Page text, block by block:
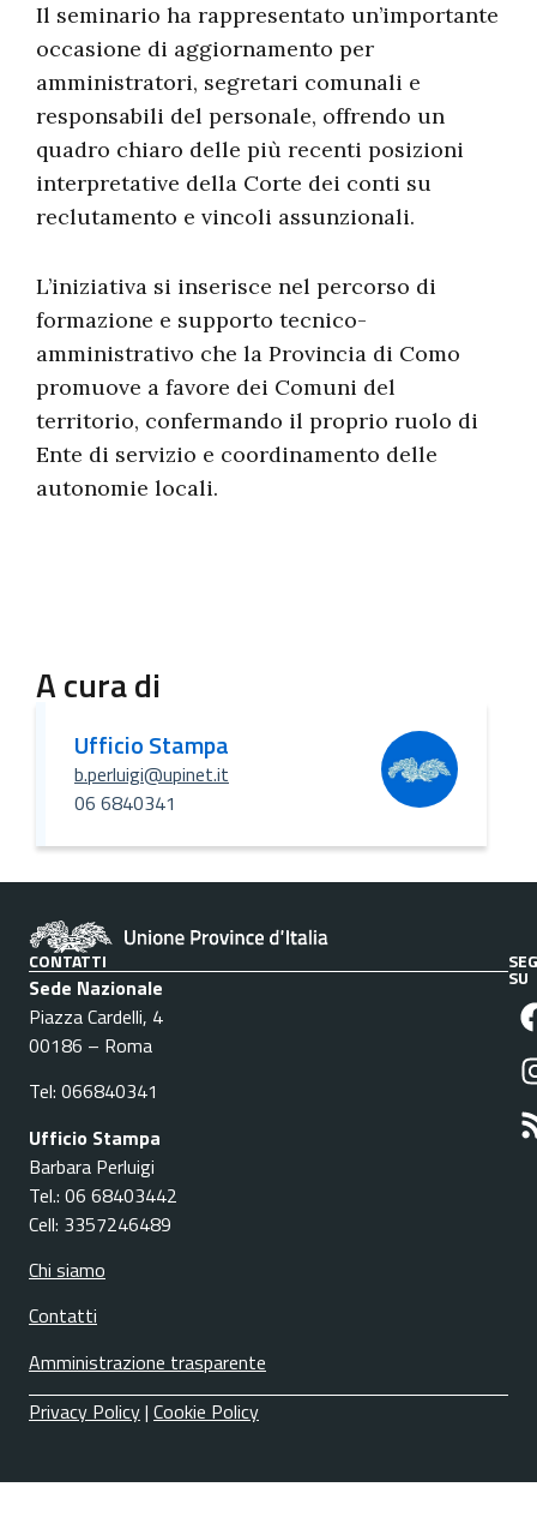
Il seminario ha rappresentato un’importante
occasione di aggiornamento per
amministratori, segretari comunali e
responsabili del personale, offrendo un
quadro chiaro delle più recenti posizioni
interpretative della Corte dei conti su
reclutamento e vincoli assunzionali.
L’iniziativa si inserisce nel percorso di
formazione e supporto tecnico-
amministrativo che la Provincia di Como
promuove a favore dei Comuni del
territorio, confermando il proprio ruolo di
Ente di servizio e coordinamento delle
autonomie locali.
A cura di
Ufficio Stampa
b.perluigi@upinet.it
06 6840341
CONTATTI
Sede Nazionale
Piazza Cardelli, 4
00186 – Roma
Tel: 066840341
Ufficio Stampa
Barbara Perluigi
Tel.: 06 68403442
Cell: 3357246489
Chi siamo
Contatti
Amministrazione trasparente
SU
Privacy Policy| Cookie Policy